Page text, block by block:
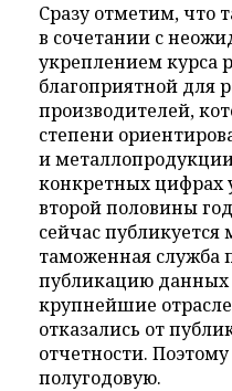
Сразу отметим, что
в сочетании с
укреплением курса
благоприятной для
производителей,
степени
и
конкретных цифрах
второй половины
сейчас
таможенная служба
публикацию данных
крупнейшие
отказались от
отчетности.
полугодовую.